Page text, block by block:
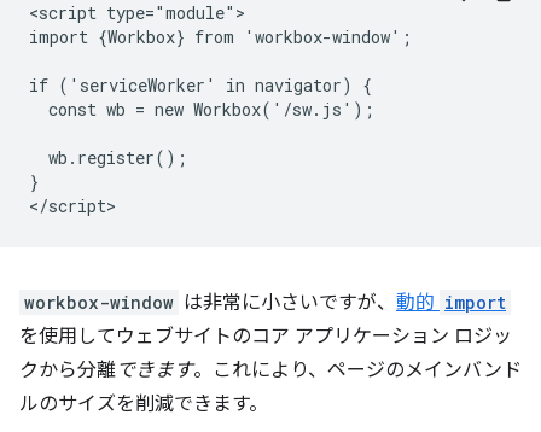
<script type="module">
import {Workbox} from 'workbox-window';
if ('serviceWorker' in navigator) {
  const wb = new Workbox('/sw.js');
  wb.register();
}
workbox-window は非常に小さいですが、 動的 import
を使用してウェブサイトのコア アプリケーション ロジッ
クから分離できます。これにより、ページのメインバンド
ルのサイズを削減できます。